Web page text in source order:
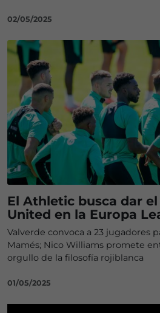
02/05/2025
El Athletic busca dar
United en la Europa
Valverde convoca a 23 jugadores
Mamés; Nico Williams promete
orgullo de la filosofía rojiblanca
01/05/2025